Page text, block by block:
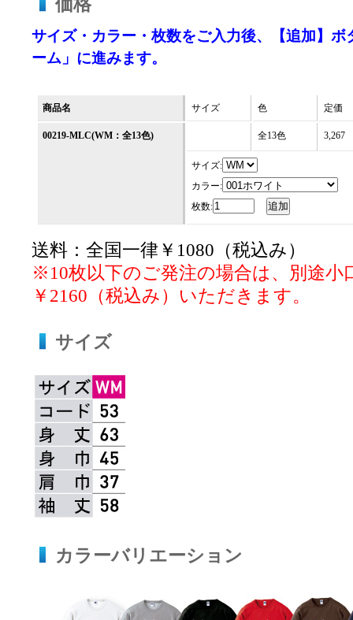
価格
サイズ・カラー・枚数をご入力後、【追加】
ーム」に進みます。
商品名 サイズ 色 定価
00219-MLC(WM：全13色) 全13色 3,267
サイズ:
カラー:
枚数:
送料：全国一律￥1080（税込み）
※10枚以下のご発注の場合は、別途小
￥2160（税込み）いただきます。
サイズ
カラーバリエーション